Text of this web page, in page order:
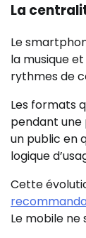
La
Le
la musique
rythmes de
Les formats
pendant une
un public en
logique
Cette
Le mobile